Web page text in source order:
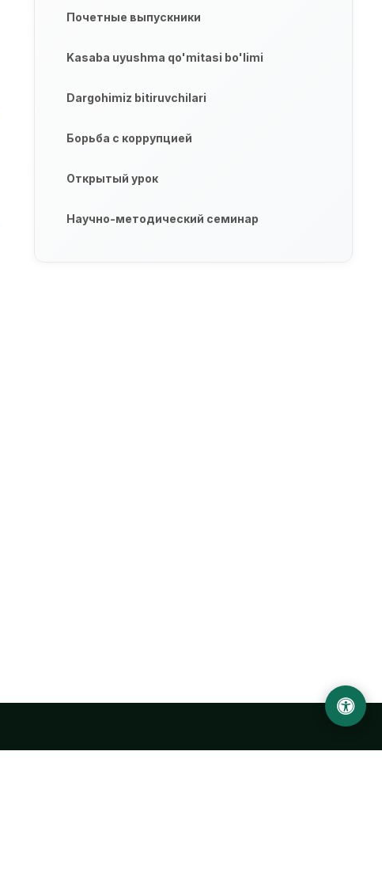
Почетные выпускники
Kasaba uyushma qo'mitasi bo'limi
Dargohimiz bitiruvchilari
Борьба с коррупцией
Открытый урок
Научно-методический семинар